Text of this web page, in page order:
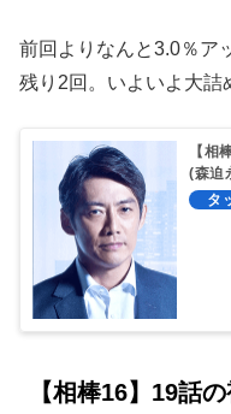
前回よりなんと3.0％ア
残り2回。いよいよ大詰
【相
(森迫
【相棒16】19話